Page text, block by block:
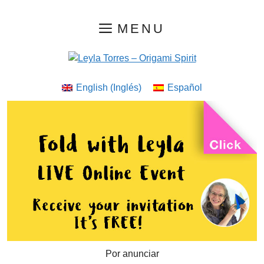
MENU
English ( Inglés) Español
Por anunciar